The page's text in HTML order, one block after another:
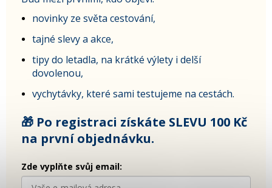
novinky ze světa cestování,
tajné slevy a akce,
tipy do letadla, na krátké výlety i delší
dovolenou,
vychytávky, které sami testujeme na cestách.
🎁 Po registraci získáte SLEVU 100 Kč
na první objednávku.
Zde vyplňte svůj email: